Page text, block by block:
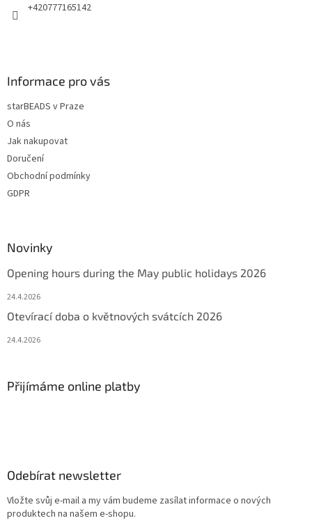
+420777165142
Informace pro vás
starBEADS v Praze
O nás
Jak nakupovat
Doručení
Obchodní podmínky
GDPR
Novinky
Opening hours during the May public holidays 2026
24.4.2026
Otevírací doba o květnových svátcích 2026
24.4.2026
Přijímáme online platby
Odebírat newsletter
Vložte svůj e-mail a my vám budeme zasílat informace o nových
produktech na našem e-shopu.